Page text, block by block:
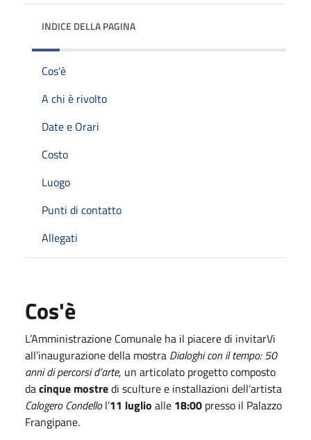
INDICE DELLA PAGINA
Cos'è
A chi è rivolto
Date e Orari
Costo
Luogo
Punti di contatto
Allegati
Cos'è
L’Amministrazione Comunale ha il piacere di invitarVi
all’inaugurazione della mostra Dialoghi con il tempo: 50
anni di percorsi d’arte, un articolato progetto composto
dacinque mostredi sculture e installazioni dell’artista
Calogero Condellol’11 luglio alle 18:00 presso il Palazzo
Frangipane.